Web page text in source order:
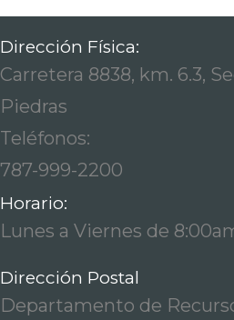
Dirección Física:
Carretera 8838, km. 6.3,
Piedras
Teléfonos:
787-999-2200
Horario:
Lunes a Viernes de
Dirección Postal
Departamento de